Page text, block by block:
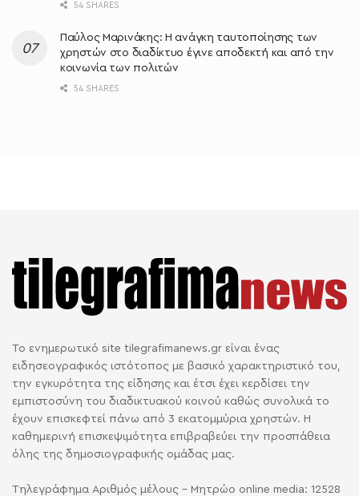
54 SHARES
Παύλος Μαρινάκης: Η ανάγκη ταυτοποίησης των
χρηστών στο διαδίκτυο έγινε αποδεκτή και από την
κοινωνία των πολιτών
54 SHARES
Το ενημερωτικό site tilegrafimanews.gr είναι ένας
ειδησεογραφικός ιστότοπος με βασικό χαρακτηριστικό του,
την εγκυρότητα της είδησης και έτσι έχει κερδίσει την
εμπιστοσύνη του διαδικτυακού κοινού καθώς συνολικά το
έχουν επισκεφτεί πάνω από 3 εκατομμύρια χρηστών. Η
καθημερινή επισκεψιμότητα επιβραβεύει την προσπάθεια
όλης της δημοσιογραφικής ομάδας μας.
Τηλεγράφημα Αριθμός μέλους - Μητρώο online media: 12528